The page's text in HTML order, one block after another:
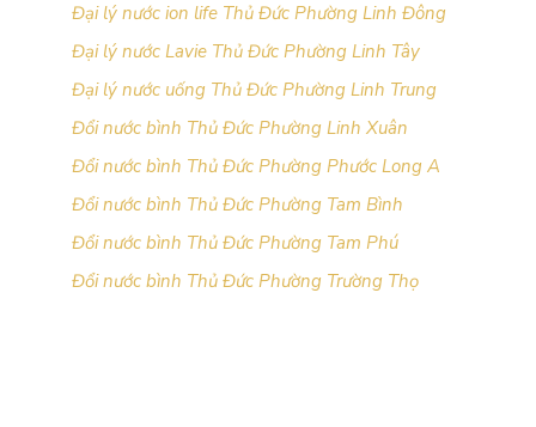
Đại lý nước ion life Thủ Đức Phường Linh Đông
Đại lý nước Lavie Thủ Đức Phường Linh Tây
Đại lý nước uống Thủ Đức Phường Linh Trung
Đổi nước bình Thủ Đức Phường Linh Xuân
Đổi nước bình Thủ Đức Phường Phước Long A
Đổi nước bình Thủ Đức Phường Tam Bình
Đổi nước bình Thủ Đức Phường Tam Phú
Đổi nước bình Thủ Đức Phường Trường Thọ